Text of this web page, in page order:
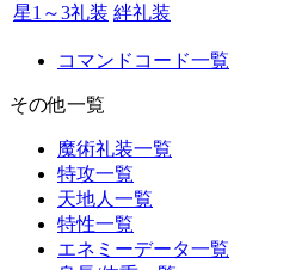
星1～3礼装 絆礼装
コマンドコード一覧
その他一覧
魔術礼装一覧
特攻一覧
天地人一覧
特性一覧
エネミーデータ一覧